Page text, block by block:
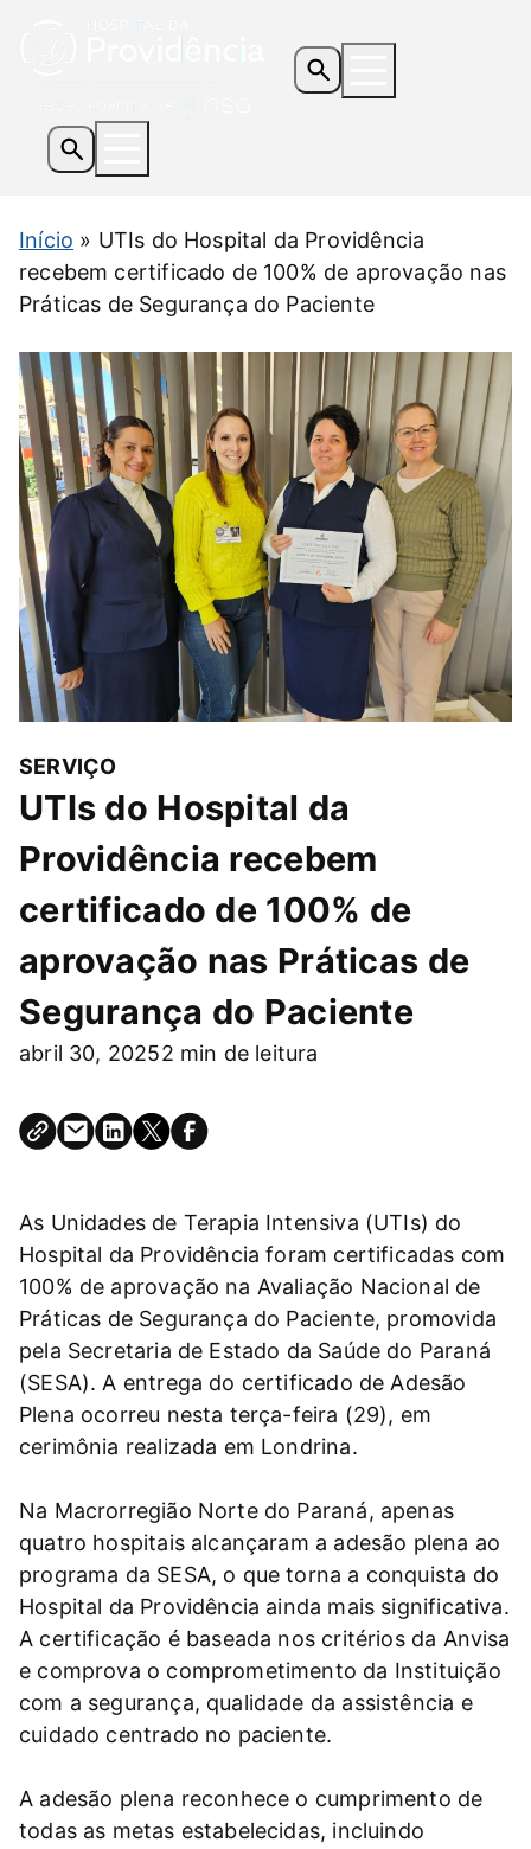
Serviços e Especialidades
Informações Úteis
Contato
Doe Agora
Início » UTIs do Hospital da Providência
recebem certificado de 100% de aprovação nas
Práticas de Segurança do Paciente
SERVIÇO
UTIs do Hospital da
Providência recebem
certificado de 100% de
aprovação nas Práticas de
Segurança do Paciente
abril 30, 20252 min de leitura
As Unidades de Terapia Intensiva (UTIs) do
Hospital da Providência foram certificadas com
100% de aprovação na Avaliação Nacional de
Práticas de Segurança do Paciente, promovida
pela Secretaria de Estado da Saúde do Paraná
(SESA). A entrega do certificado de Adesão
Plena ocorreu nesta terça-feira (29), em
cerimônia realizada em Londrina.
Na Macrorregião Norte do Paraná, apenas
quatro hospitais alcançaram a adesão plena ao
programa da SESA, o que torna a conquista do
Hospital da Providência ainda mais significativa.
A certificação é baseada nos critérios da Anvisa
e comprova o comprometimento da Instituição
com a segurança, qualidade da assistência e
cuidado centrado no paciente.
A adesão plena reconhece o cumprimento de
todas as metas estabelecidas, incluindo